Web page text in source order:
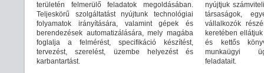
területén felmerülő feladatok megoldásában.
Teljeskörű szolgáltatást nyújtunk technológiai
folyamatok irányítására, valamint gépek és
berendezések automatizálására, mely magába
foglalja a felmérést, specifikáció készítést,
tervezést, szerelést, üzembe helyezést és
karbantartást.
nyújtjuk
társaságok,
vállalkozók
keretében
és kettős
munkaügyi
feladatait.